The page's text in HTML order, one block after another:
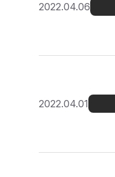
2022.04.06
2022.04.01